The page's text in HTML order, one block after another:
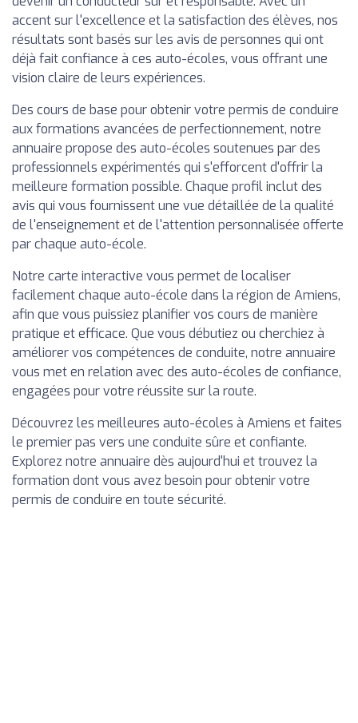
accent sur l'excellence et la satisfaction des élèves, nos
résultats sont basés sur les avis de personnes qui ont
déjà fait confiance à ces auto-écoles, vous offrant une
vision claire de leurs expériences.
Des cours de base pour obtenir votre permis de conduire
aux formations avancées de perfectionnement, notre
annuaire propose des auto-écoles soutenues par des
professionnels expérimentés qui s'efforcent d'offrir la
meilleure formation possible. Chaque profil inclut des
avis qui vous fournissent une vue détaillée de la qualité
de l'enseignement et de l'attention personnalisée offerte
par chaque auto-école.
Notre carte interactive vous permet de localiser
facilement chaque auto-école dans la région de Amiens,
afin que vous puissiez planifier vos cours de manière
pratique et efficace. Que vous débutiez ou cherchiez à
améliorer vos compétences de conduite, notre annuaire
vous met en relation avec des auto-écoles de confiance,
engagées pour votre réussite sur la route.
Découvrez les meilleures auto-écoles à Amiens et faites
le premier pas vers une conduite sûre et confiante.
Explorez notre annuaire dès aujourd'hui et trouvez la
formation dont vous avez besoin pour obtenir votre
permis de conduire en toute sécurité.